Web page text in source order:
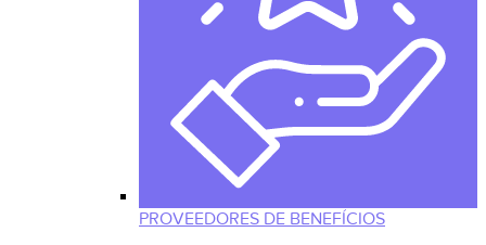
PROVEEDORES DE BENEFÍCIOS